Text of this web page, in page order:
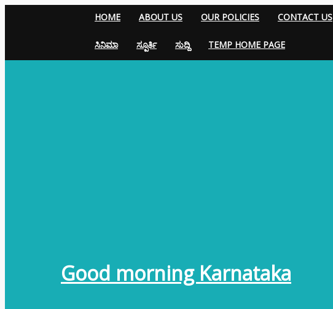
HOME ABOUT US OUR POLICIES CONTACT US
ಸಿನಿಮಾ ಸ್ಪೂರ್ತಿ ಸುದ್ದಿ TEMP HOME PAGE
Good morning Karnataka